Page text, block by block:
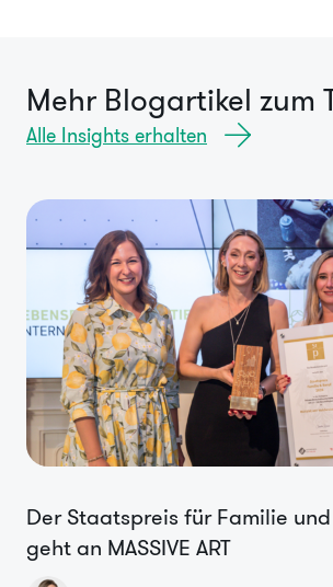
Mehr Blogartikel zum
Alle Insights erhalten
Der Staatspreis für Familie
geht an MASSIVE ART